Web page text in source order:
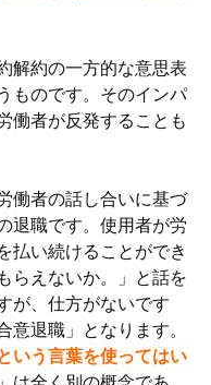
解約の一方的な意思表
ものです。そのインパ
働者が反発することも
働者の話し合いに基づ
退職です。使用者が労
払い続けることができ
らえないか。」と話を
が、仕方がないです
意退職」となります。
いう言葉を使ってはい